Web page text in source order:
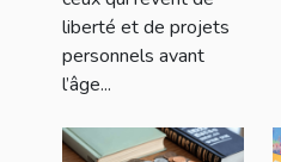
liberté et de projets
personnels avant
l’âge...